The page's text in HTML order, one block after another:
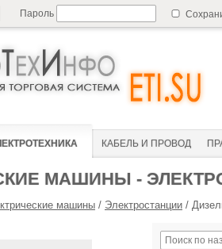
Пароль
КАБЕЛЬ И ПРОВОД
МАШИНЫ -
машины / Электростанции /